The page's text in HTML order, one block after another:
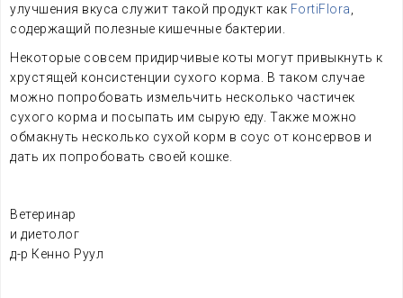
улучшения вкуса служит такой продукт как FortiFlora
содержащий полезные кишечные бактерии.
Некоторые совсем придирчивые коты могут привыкнуть к
хрустящей консистенции сухого корма. В таком случае
можно попробовать измельчить несколько частичек
сухого корма и посыпать им сырую еду. Также можно
обмакнуть несколько сухой корм в соус от консервов и
дать их попробовать своей кошке.
Ветеринар
и диетолог
д-р Кенно Руул